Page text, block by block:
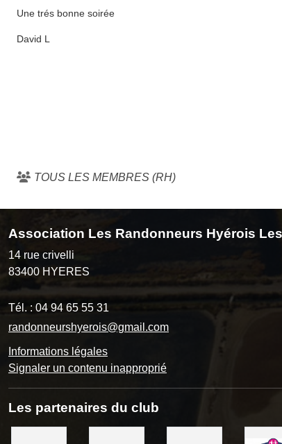
Une trés bonne soirée
David L
TOUS LES MEMBRES (RH)
Association Les Randonneurs Hyérois
14 rue crivelli
83400 HYERES
Tél. : 04 94 65 55 31
randonneurshyerois@gmail.com
Informations légales
Signaler un contenu inapproprié
Les partenaires du club